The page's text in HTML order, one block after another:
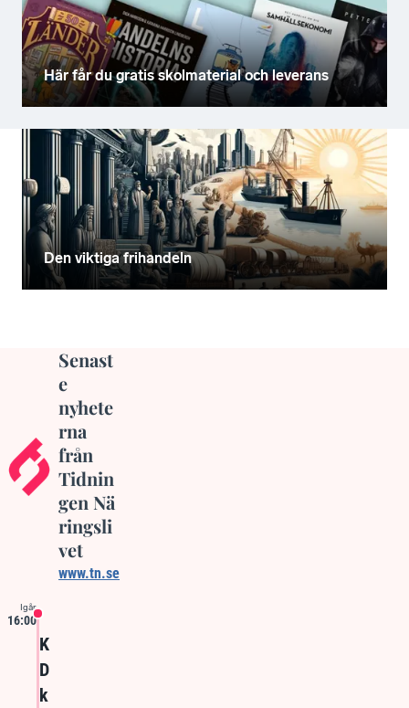
Här får du gratis skolmaterial och leverans
Den viktiga frihandeln
Senast
e
nyhete
rna
från
Tidnin
gen Nä
ringsli
vet
www.tn.se
Igår
16:00
K
D
k